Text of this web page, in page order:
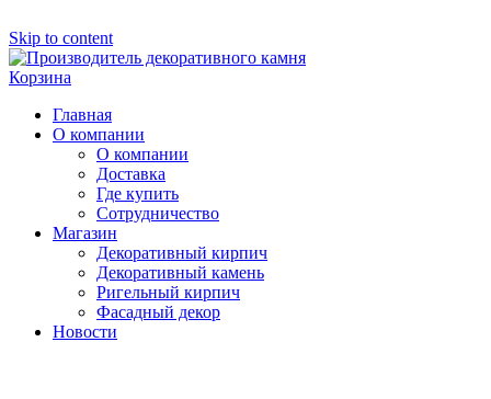
Skip to content
Корзина
Главная
О компании
О компании
Доставка
Где купить
Сотрудничество
Магазин
Декоративный кирпич
Декоративный камень
Ригельный кирпич
Фасадный декор
Новости